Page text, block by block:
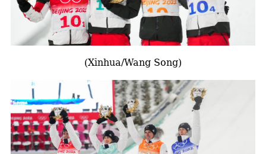
(Xinhua/Wang Song)